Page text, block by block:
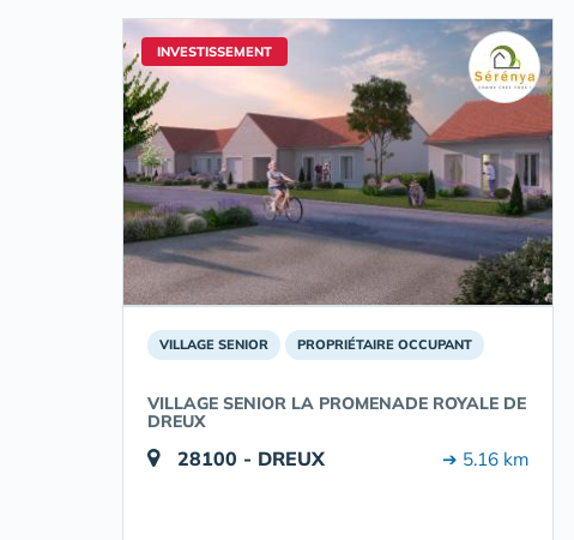
INVESTISSEMENT
VILLAGE SENIOR PROPRIÉTAIRE OCCUPANT
VILLAGE SENIOR LA PROMENADE ROYALE DE
DREUX
28100 - DREUX ➔ 5.16 km